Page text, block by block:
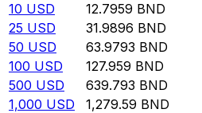
10 USD 12.7959 BND
25 USD 31.9896 BND
50 USD 63.9793 BND
100 USD 127.959 BND
500 USD 639.793 BND
1,000 USD 1,279.59 BND